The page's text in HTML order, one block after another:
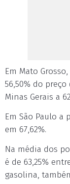
Em Mato
56,50% do
Minas Gerais a
Em São Paulo a
em 67,62%.
Na média dos
é de 63,25%
gasolina,